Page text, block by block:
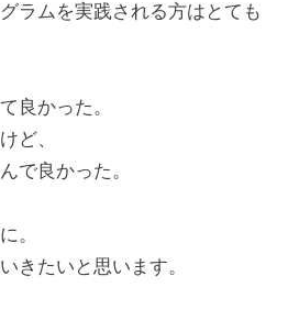
ラムを実践される方はとても
良かった。
ど、
で良かった。
。
きたいと思います。